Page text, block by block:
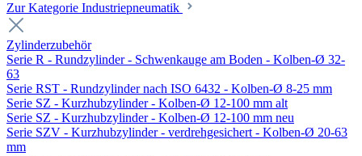
Zur Kategorie Industriepneumatik
Zylinderzubehör
Serie R - Rundzylinder - Schwenkauge am Boden - Kolben-Ø 32-
63
Serie RST - Rundzylinder nach ISO 6432 - Kolben-Ø 8-25 mm
Serie SZ - Kurzhubzylinder - Kolben-Ø 12-100 mm alt
Serie SZ - Kurzhubzylinder - Kolben-Ø 12-100 mm neu
Serie SZV - Kurzhubzylinder - verdrehgesichert - Kolben-Ø 20-63
mm